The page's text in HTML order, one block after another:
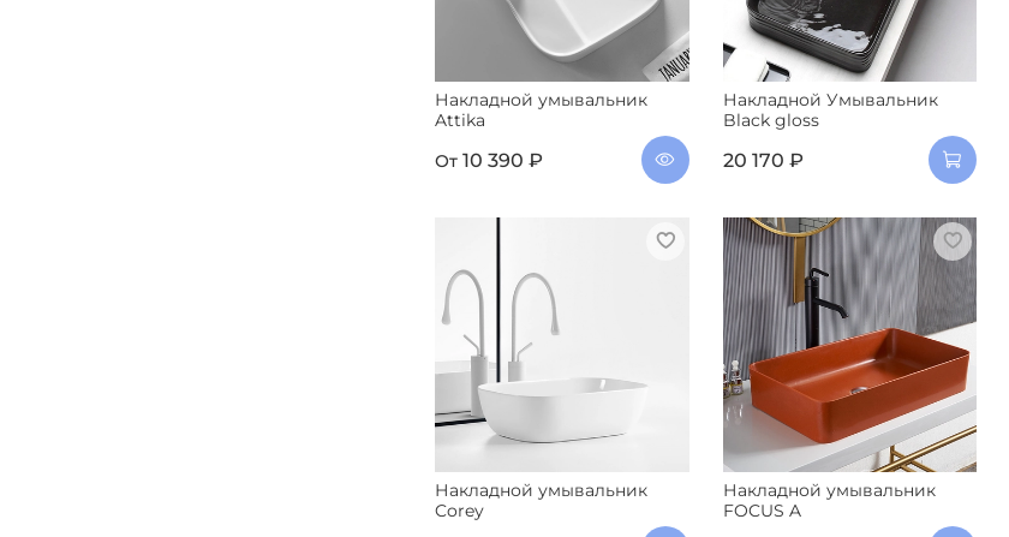
Накладной умывальник
Attika
От 10 390 ₽
Накладной Умывальник
Black gloss
20 170 ₽
Накладной умывальник
Corey
Накладной умывальник
FOCUS A